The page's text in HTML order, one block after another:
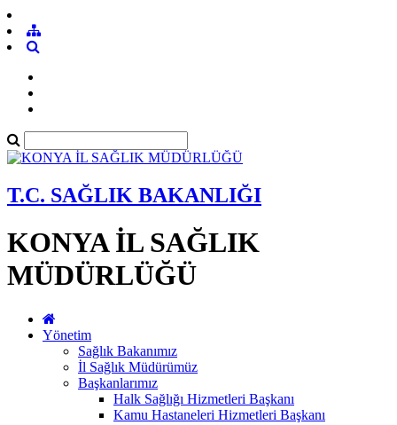
T.C. SAĞLIK BAKANLIĞI
KONYA İL SAĞLIK
MÜDÜRLÜĞÜ
Yönetim
Sağlık Bakanımız
İl Sağlık Müdürümüz
Başkanlarımız
Halk Sağlığı Hizmetleri Başkanı
Kamu Hastaneleri Hizmetleri Başkanı